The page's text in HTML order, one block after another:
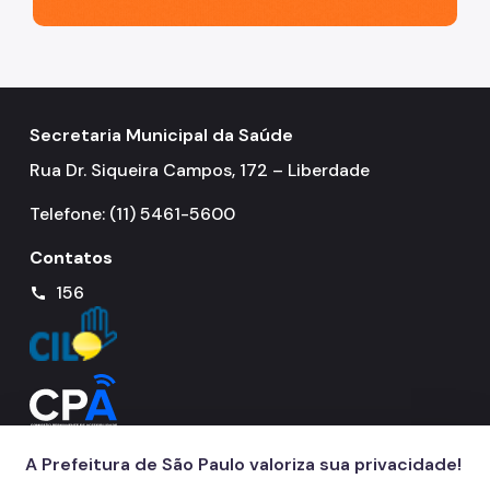
Escola Municipal de Saúde - EMS
Judicialização da Saúde
Licitações e Compras Públicas
Atas de Registro de Preços
Secretaria Municipal da Saúde
Rua Dr. Siqueira Campos, 172 – Liberdade
Telefone: (11) 5461-5600
Contatos
call 156
A Prefeitura de São Paulo valoriza sua privacidade!